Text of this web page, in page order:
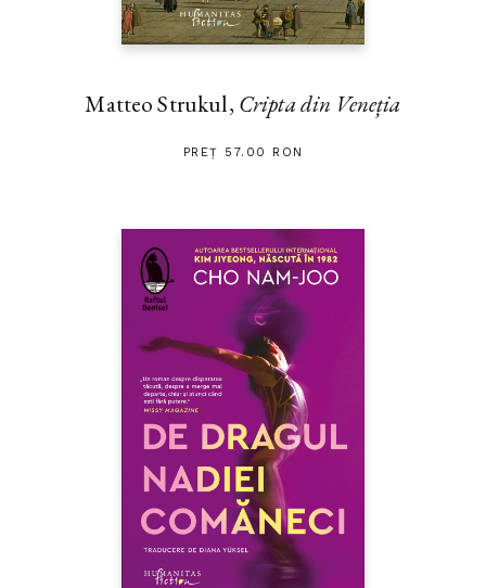
Matteo Strukul, Cripta din Veneția
PREȚ 57.00 RON